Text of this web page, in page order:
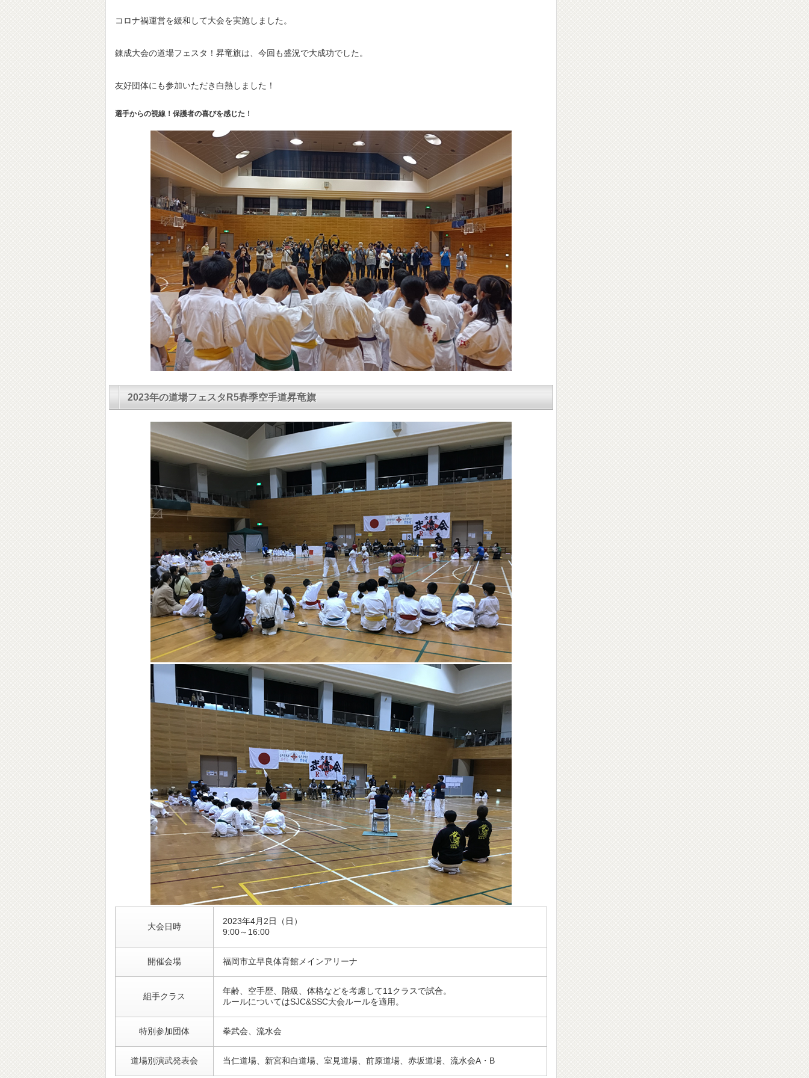
コロナ禍運営を緩和して大会を実施しました。
錬成大会の道場フェスタ！昇竜旗は、今回も盛況で大成功でした。
友好団体にも参加いただき白熱しました！
選手からの視線！保護者の喜びを感じた！
2023年の道場フェスタR5春季空手道昇竜旗
大会日時
2023年4月2日（日）
9:00～16:00
開催会場 福岡市立早良体育館メインアリーナ
組手クラス
年齢、空手歴、階級、体格などを考慮して11クラスで試合。
ルールについてはSJC&SSC大会ルールを適用。
特別参加団体 拳武会、流水会
道場別演武発表会 当仁道場、新宮和白道場、室見道場、前原道場、赤坂道場、流水会A・B